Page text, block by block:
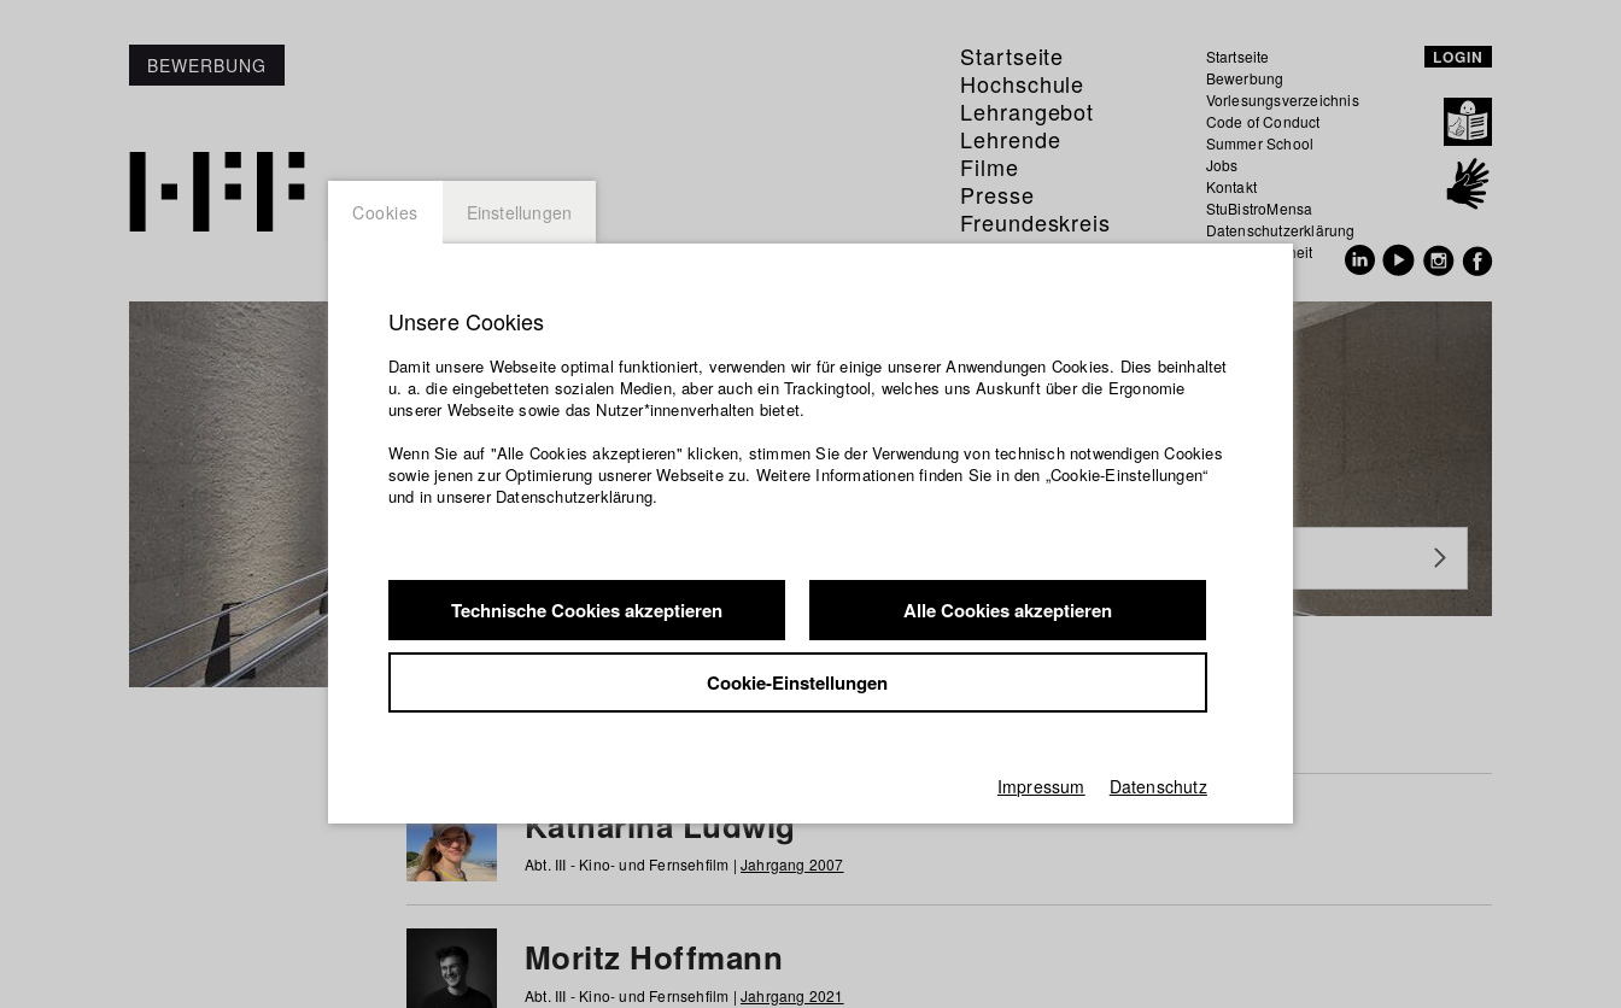
BEWERBUNG
Startseite
Hochschule
Lehrangebot
Lehrende
Filme
Presse
Freundeskreis
Service
Startseite
Bewerbung
Vorlesungsverzeichnis
Code of Conduct
Summer School
Jobs
Kontakt
StuBistroMensa
Datenschutzerklärung
Datensicherheit
LOGIN
Studierende / Alumni
a b c d e f g h i j k l m n o p q r s t u v w x y z Alle
Katharina Ludwig
Abt. III - Kino- und Fernsehfilm | Jahrgang 2007
Moritz Hoffmann
Abt. III - Kino- und Fernsehfilm | Jahrgang 2021
Cookies Einstellungen
Unsere Cookies
Damit unsere Webseite optimal funktioniert, verwenden wir für einige unserer Anwendungen Cookies. Dies beinhaltet
u. a. die eingebetteten sozialen Medien, aber auch ein Trackingtool, welches uns Auskunft über die Ergonomie
unserer Webseite sowie das Nutzer*innenverhalten bietet.
Wenn Sie auf "Alle Cookies akzeptieren" klicken, stimmen Sie der Verwendung von technisch notwendigen Cookies
sowie jenen zur Optimierung usnerer Webseite zu. Weitere Informationen finden Sie in den „Cookie-Einstellungen“
und in unserer Datenschutzerklärung.
Technische Cookies akzeptieren Alle Cookies akzeptieren
Cookie-Einstellungen
Impressum Datenschutz